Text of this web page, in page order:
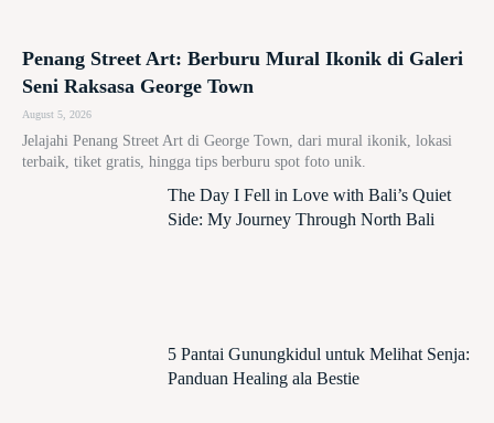
Penang Street Art: Berburu Mural Ikonik di Galeri
Seni Raksasa George Town
August 5, 2026
Jelajahi Penang Street Art di George Town, dari mural ikonik, lokasi
terbaik, tiket gratis, hingga tips berburu spot foto unik.
The Day I Fell in Love with Bali’s Quiet
Side: My Journey Through North Bali
5 Pantai Gunungkidul untuk Melihat Senja:
Panduan Healing ala Bestie